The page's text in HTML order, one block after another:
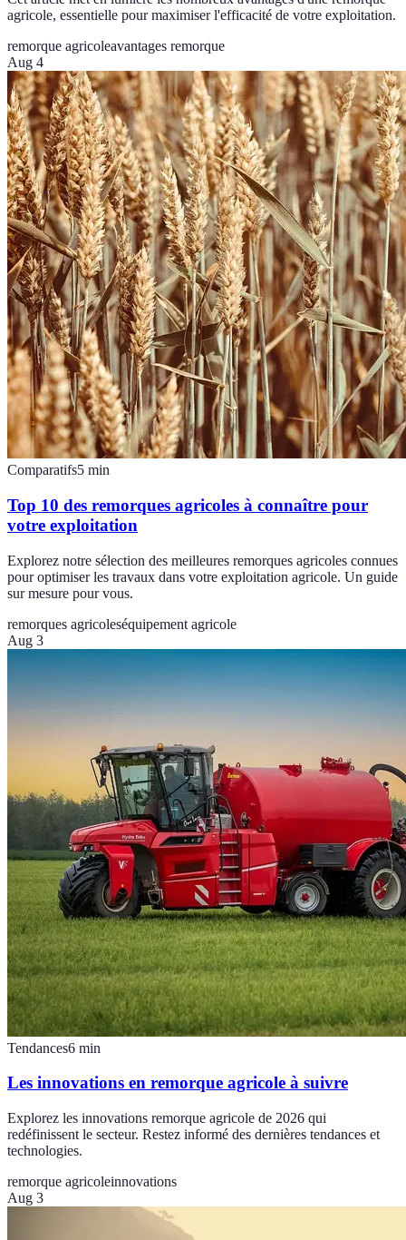
agricole, essentielle pour maximiser l'efficacité de votre exploitation.
remorque agricoleavantages remorque
Aug 4
Comparatifs5 min
Top 10 des remorques agricoles à connaître pour
votre exploitation
Explorez notre sélection des meilleures remorques agricoles connues
pour optimiser les travaux dans votre exploitation agricole. Un guide
sur mesure pour vous.
remorques agricoleséquipement agricole
Aug 3
Tendances6 min
Les innovations en remorque agricole à suivre
Explorez les innovations remorque agricole de 2026 qui
redéfinissent le secteur. Restez informé des dernières tendances et
technologies.
remorque agricoleinnovations
Aug 3